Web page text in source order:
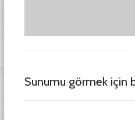
Sunumu görmek için